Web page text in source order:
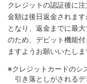
クレジットの認証後に
金額は後日返金されま
となり、返金までに最
のため、デビット機能
ますようお願いいたしま
※クレジットカードのシ
引き落としがされる